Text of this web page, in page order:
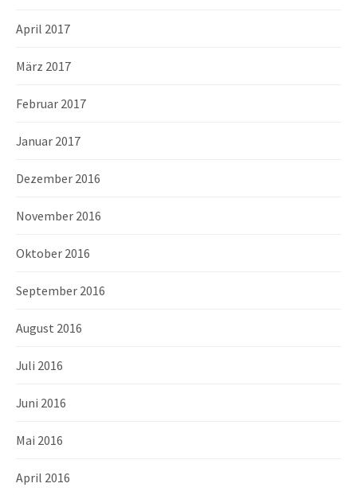
April 2017
März 2017
Februar 2017
Januar 2017
Dezember 2016
November 2016
Oktober 2016
September 2016
August 2016
Juli 2016
Juni 2016
Mai 2016
April 2016